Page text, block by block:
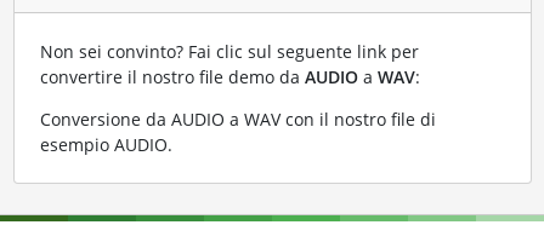
Non sei convinto? Fai clic sul seguente link per
convertire il nostro file demo da AUDIOa WAV:
Conversione da AUDIO a WAV con il nostro file di
esempio AUDIO.